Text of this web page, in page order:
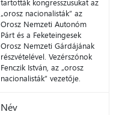
tartották kongresszusukat az
„orosz nacionalisták” az
Orosz Nemzeti Autonóm
Párt és a Feketeingesek
Orosz Nemzeti Gárdájának
részvételével. Vezérszónok
Fenczik István, az „orosz
nacionalisták” vezetője.
Név